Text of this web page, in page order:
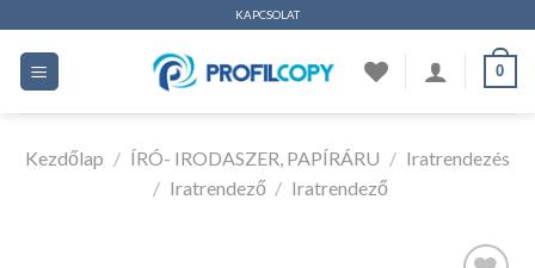
tartalomhoz
KAPCSOLAT
0
Kezdőlap / ÍRÓ- IRODASZER, PAPÍRÁRU / Iratrendezés
/ Iratrendező / Iratrendező